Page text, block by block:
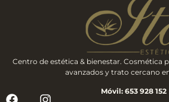
Centro de estética & bienestar. Cosmética
avanzados y trato cercano
Móvil: 653 928 152